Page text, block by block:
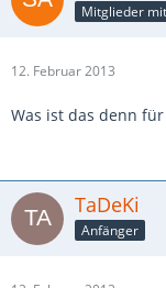
12. Februar 2013
Was ist das denn
TaDeKi
Anfänger